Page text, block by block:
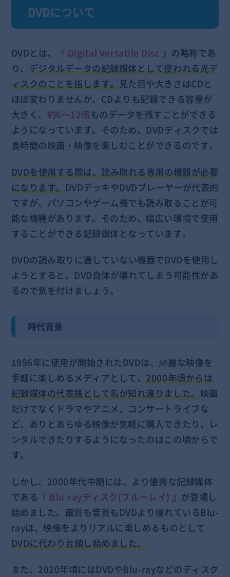
DVDについて
DVDとは、『 Digital Versatile Disc 』の略称であ
り、 デジタルデータの記録媒体として使われる光デ
ィスクのことを指します。見た目や大きさはCDと
ほぼ変わりませんが、CDよりも記録できる容量が
大きく、 約6～12倍ものデータを残すことができる
ようになっています。そのため、DVDディスクでは
長時間の映画・映像を楽しむことができるのです。
DVDを使用する際は、読み取れる専用の機器が必要
になります。DVDデッキやDVDプレーヤーが代表的
ですが、パソコンやゲーム機でも読み取ることが可
能な機種があります。そのため、幅広い環境で使用
することができる記録媒体となっています。
DVDの読み取りに適していない機器でDVDを使用し
ようとすると、DVD自体が壊れてしまう可能性があ
るので気を付けましょう。
時代背景
1996年に使用が開始されたDVDは、綺麗な映像を
手軽に楽しめるメディアとして、2000年頃からは
記録媒体の代表格として名が知れ渡りました。映画
だけでなくドラマやアニメ、コンサートライブな
ど、ありとあらゆる映像が気軽に購入できたり、レ
ンタルできたりするようになったのはこの頃からで
す。
しかし、2000年代中期には、より優秀な記録媒体
である『 Blu-rayディスク(ブルーレイ) 』が登場し
始めました。画質も音質もDVDより優れているBlu-
rayは、映像をよりリアルに楽しめるものとして
DVDに代わり台頭し始めました。
また、2020年頃にはDVDやBlu-rayなどのディスク